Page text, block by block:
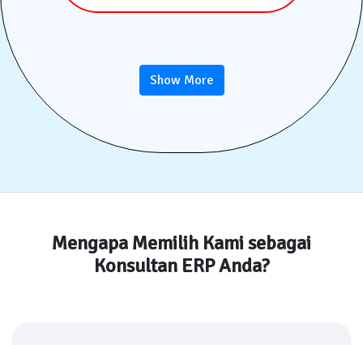
Show More
Mengapa Memilih Kami sebagai
Konsultan ERP Anda?